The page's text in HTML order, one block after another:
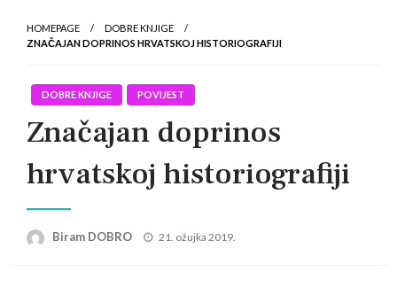
HOMEPAGE
DOBRE KNJIGE
ZNAČAJAN DOPRINOS HRVATSKOJ HISTORIOGRAFIJI
DOBRE KNJIGE POVIJEST
Značajan doprinos
hrvatskoj historiografiji
Biram DOBRO
Posted
21. ožujka 2019.